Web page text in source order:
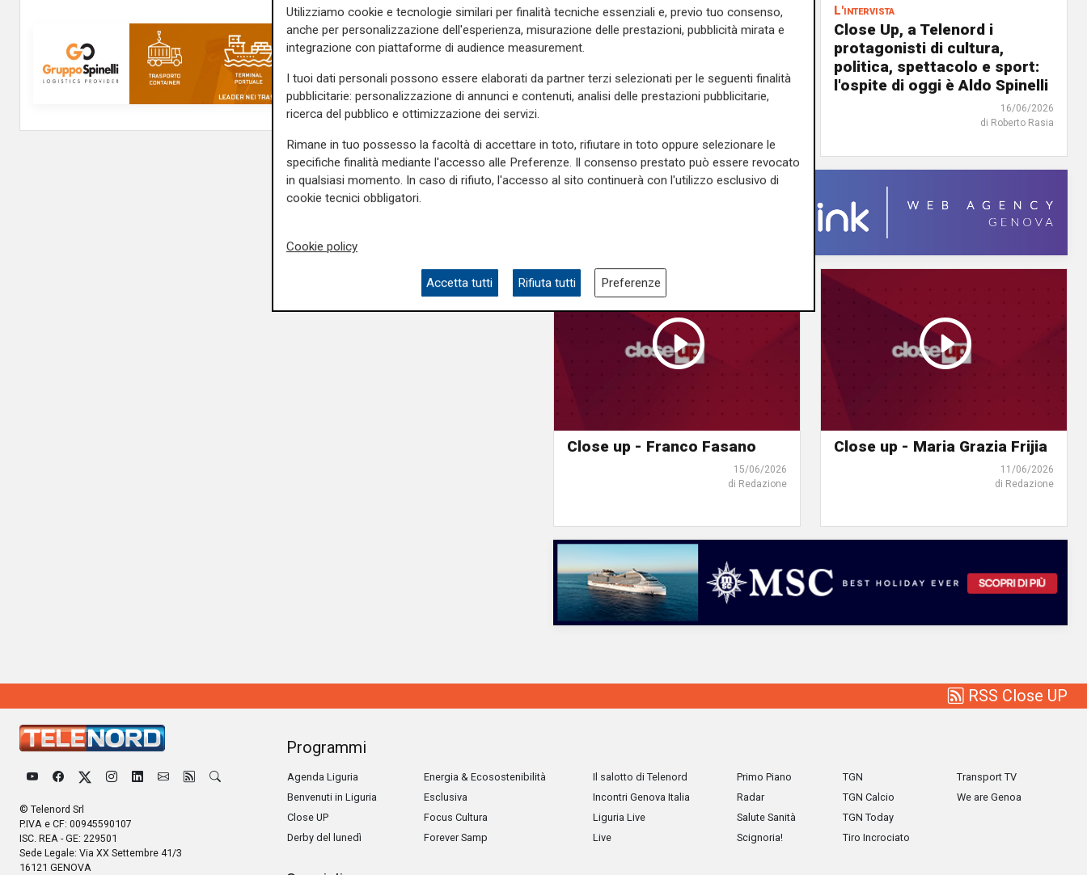
Close up -Monica Calamai
17/06/2026
L'intervista
Close Up, a Telenord i
protagonisti di cultura,
politica, spettacolo e sport:
l'ospite di oggi è Aldo Spinelli
16/06/2026
di Roberto Rasia
Close up - Franco Fasano
15/06/2026
di Redazione
Close up - Maria Grazia Frijia
11/06/2026
di Redazione
RSS Close UP
© Telenord Srl
P.IVA e CF: 00945590107
ISC. REA - GE: 229501
Sede Legale: Via XX Settembre 41/3
16121 GENOVA
Programmi
Agenda Liguria
Benvenuti in Liguria
Close UP
Derby del lunedì
Energia & Ecosostenibilità
Esclusiva
Focus Cultura
Forever Samp
Il salotto di Telenord
Incontri Genova Italia
Liguria Live
Live
Primo Piano
Radar
Salute Sanità
Scignoria!
TGN
TGN Calcio
TGN Today
Tiro Incrociato
Transport TV
We are Genoa
Utilizziamo cookie e tecnologie similari per finalità tecniche essenziali e, previo tuo consenso,
anche per personalizzazione dell'esperienza, misurazione delle prestazioni, pubblicità mirata e
integrazione con piattaforme di audience measurement.
I tuoi dati personali possono essere elaborati da partner terzi selezionati per le seguenti finalità
pubblicitarie: personalizzazione di annunci e contenuti, analisi delle prestazioni pubblicitarie,
ricerca del pubblico e ottimizzazione dei servizi.
Rimane in tuo possesso la facoltà di accettare in toto, rifiutare in toto oppure selezionare le
specifiche finalità mediante l'accesso alle Preferenze. Il consenso prestato può essere revocato
in qualsiasi momento. In caso di rifiuto, l'accesso al sito continuerà con l'utilizzo esclusivo di
cookie tecnici obbligatori.
Cookie policy
Accetta tutti Rifiuta tutti Preferenze